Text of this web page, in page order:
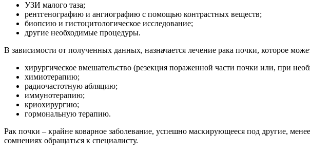
УЗИ малого таза;
рентгенографию и ангиографию с помощью контрастных веществ;
биопсию и гистоцитологическое исследование;
другие необходимые процедуры.
В зависимости от полученных данных, назначается лечение рака почки, которое
хирургическое вмешательство (резекция пораженной части почки или, при
химиотерапию;
радиочастотную абляцию;
иммунотерапию;
криохирургию;
гормональную терапию.
Рак почки – крайне коварное заболевание, успешно маскирующееся под другие,
сомнениях обращаться к специалисту.